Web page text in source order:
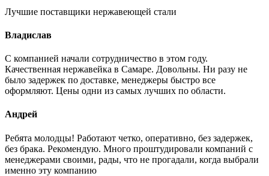
Лучшие поставщики нержавеющей стали
Владислав
С компанией начали сотрудничество в этом году.
Качественная нержавейка в Самаре. Довольны. Ни разу не
было задержек по доставке, менеджеры быстро все
оформляют. Цены одни из самых лучших по области.
Андрей
Ребята молодцы! Работают четко, оперативно, без задержек,
без брака. Рекомендую. Много проштудировали компаний с
менеджерами своими, рады, что не прогадали, когда выбрали
именно эту компанию